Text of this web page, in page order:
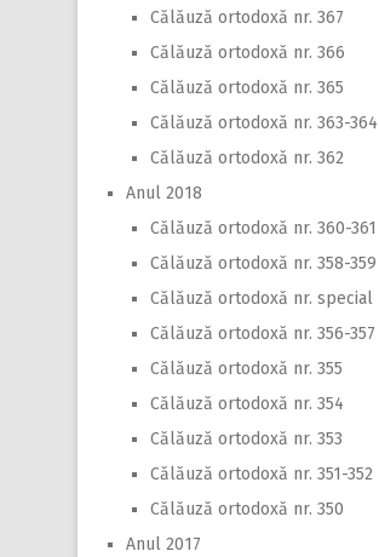
Călăuză ortodoxă nr. 367
Călăuză ortodoxă nr. 366
Călăuză ortodoxă nr. 365
Călăuză ortodoxă nr. 363-364
Călăuză ortodoxă nr. 362
Anul 2018
Călăuză ortodoxă nr. 360-361
Călăuză ortodoxă nr. 358-359
Călăuză ortodoxă nr. special
Călăuză ortodoxă nr. 356-357
Călăuză ortodoxă nr. 355
Călăuză ortodoxă nr. 354
Călăuză ortodoxă nr. 353
Călăuză ortodoxă nr. 351-352
Călăuză ortodoxă nr. 350
Anul 2017